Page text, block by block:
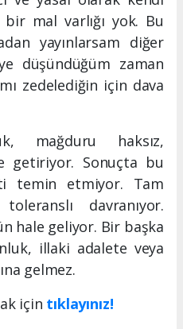
mal varlığı yok. Bu
yayınlarsam diğer
düşündüğüm zaman
zedelediğin için dava
mağduru haksız,
getiriyor. Sonuçta bu
temin etmiyor. Tam
davranıyor.
hale geliyor. Bir başka
illaki adalete veya
gelmez.
için tıklayınız!